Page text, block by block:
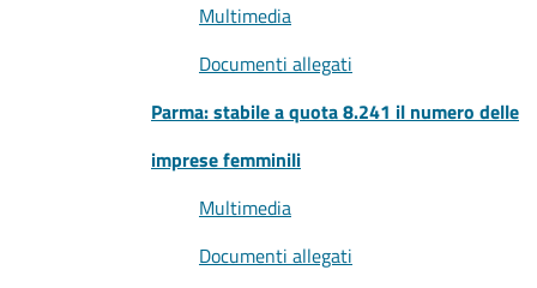
Multimedia
Documenti allegati
Parma: stabile a quota 8.241 il numero delle
imprese femminili
Multimedia
Documenti allegati